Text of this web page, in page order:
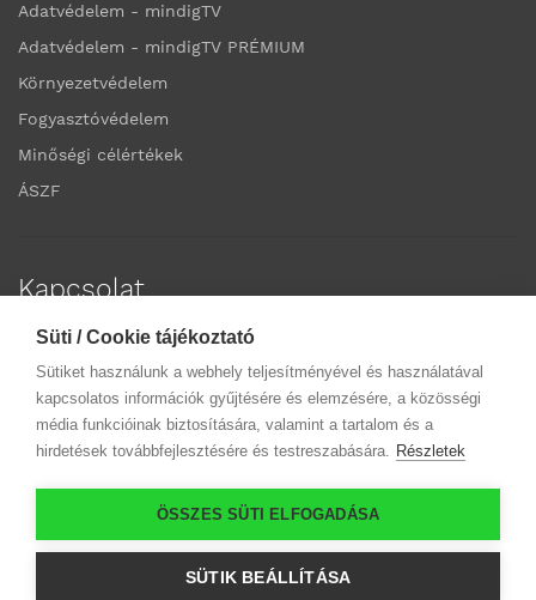
Adatvédelem - mindigTV
Adatvédelem - mindigTV PRÉMIUM
Környezetvédelem
Fogyasztóvédelem
Minőségi célértékek
ÁSZF
Kapcsolat
Elérhetőségek
Ügyfélszolgálatok
Süti / Cookie tájékoztató
Sütiket használunk a webhely teljesítményével és használatával
kapcsolatos információk gyűjtésére és elemzésére, a közösségi
média funkcióinak biztosítására, valamint a tartalom és a
hirdetések továbbfejlesztésére és testreszabására. Részletek
ÖSSZES SÜTI ELFOGADÁSA
SÜTIK BEÁLLÍTÁSA